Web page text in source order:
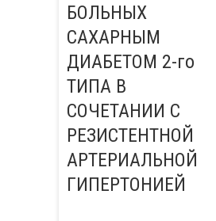
БОЛЬНЫХ
САХАРНЫМ
ДИАБЕТОМ 2-го
ТИПА В
СОЧЕТАНИИ С
РЕЗИСТЕНТНОЙ
АРТЕРИАЛЬНОЙ
ГИПЕРТОНИЕЙ